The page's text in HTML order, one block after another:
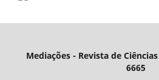
Mediações - Revista de
6665